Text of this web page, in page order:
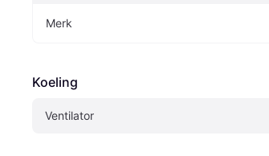
Merk
Koeling
Ventilator